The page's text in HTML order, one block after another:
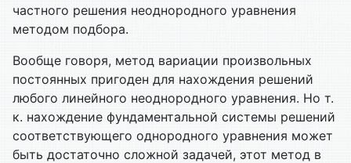
частного решения неоднородного уравнения
методом подбора.
Вообще говоря, метод вариации произвольных
постоянных пригоден для нахождения решений
любого линейного неоднородного уравнения. Но т.
к. нахождение фундаментальной системы решений
соответствующего однородного уравнения может
быть достаточно сложной задачей, этот метод в